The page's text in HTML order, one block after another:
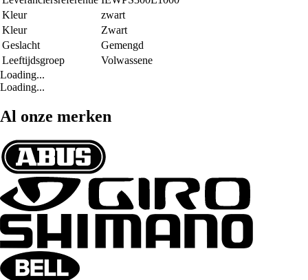
Kleur
zwart
Kleur
Zwart
Geslacht
Gemengd
Leeftijdsgroep
Volwassene
Loading...
Loading...
Al onze merken